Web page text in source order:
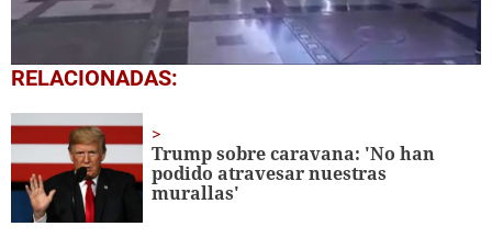
0
seconds
1
minute,
26
seconds
RELACIONADAS:
Trump sobre caravana: 'No han
podido atravesar nuestras
murallas'